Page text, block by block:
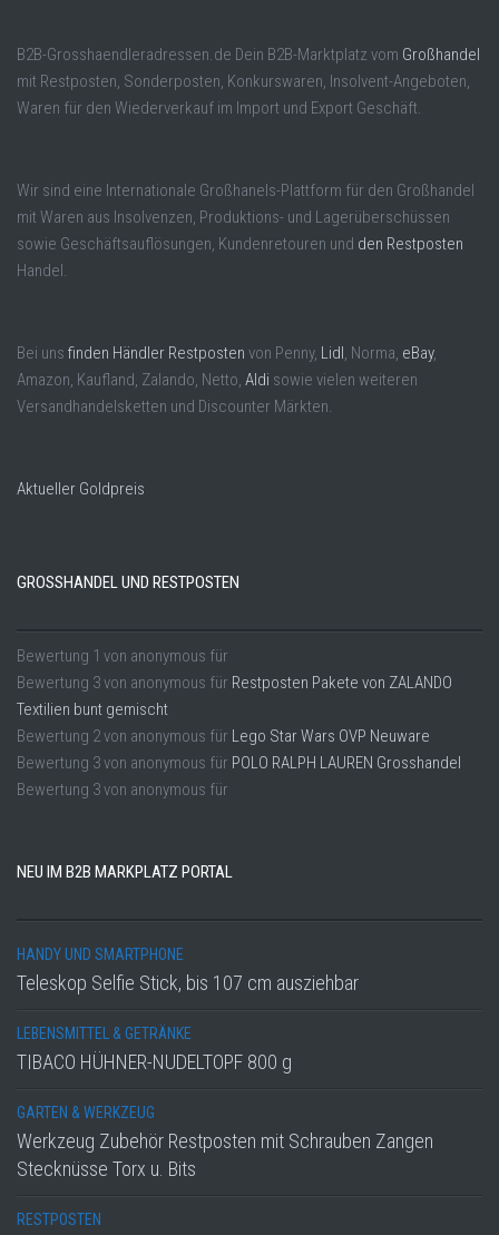
B2B-Grosshaendleradressen.de Dein B2B-Marktplatz vom Großhandel
mit Restposten, Sonderposten, Konkurswaren, Insolvent-Angeboten,
Waren für den Wiederverkauf im Import und Export Geschäft.
Wir sind eine Internationale Großhanels-Plattform für den Großhandel
mit Waren aus Insolvenzen, Produktions- und Lagerüberschüssen
sowie Geschäftsauflösungen, Kundenretouren und den Restposten
Handel.
Bei uns finden Händler Restposten von Penny, Lidl , Norma, eBay,
Amazon, Kaufland, Zalando, Netto, Aldi sowie vielen weiteren
Versandhandelsketten und Discounter Märkten.
Aktueller Goldpreis
GROSSHANDEL UND RESTPOSTEN
Bewertung 1 von anonymous für
Bewertung 3von anonymous für Restposten Pakete von ZALANDO
Textilien bunt gemischt
Bewertung 2von anonymous für Lego Star Wars OVP Neuware
Bewertung 3von anonymous für POLO RALPH LAUREN Grosshandel
Bewertung 3von anonymous für
NEU IM B2B MARKPLATZ PORTAL
HANDY UND SMARTPHONE
Teleskop Selfie Stick, bis 107 cm ausziehbar
LEBENSMITTEL & GETRÄNKE
TIBACO HÜHNER-NUDELTOPF 800 g
GARTEN & WERKZEUG
Werkzeug Zubehör Restposten mit Schrauben Zangen
Stecknüsse Torx u. Bits
RESTPOSTEN